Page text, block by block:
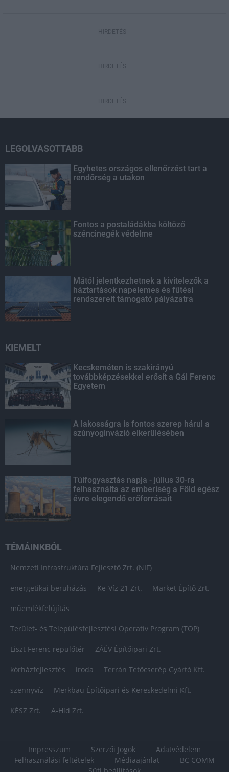
HIRDETÉS
HIRDETÉS
HIRDETÉS
LEGOLVASOTTABB
Egyhetes országos ellenőrzést tart a
rendőrség a utakon
Fontos a postaládákba költöző
széncinegék védelme
Mától jelentkezhetnek a kivitelezők a
háztartások napelemes és fűtési
rendszereit támogató pályázatra
KIEMELT
Kecskeméten is szakirányú
továbbképzésekkel erősít a Gál Ferenc
Egyetem
A lakosságra is fontos szerep hárul a
szúnyoginvázió elkerülésében
Túlfogyasztás napja - július 30-ra
felhasználta az emberiség a Föld egész
évre elegendő erőforrásait
TÉMÁINKBÓL
Nemzeti Infrastruktúra Fejlesztő Zrt. (NIF)
energetikai beruházás Ke-Víz 21 Zrt. Market Építő Zrt.
műemlékfelújítás
Terület- és Településfejlesztési Operatív Program (TOP)
Liszt Ferenc repülőtér ZÁÉV Építőipari Zrt.
kórházfejlesztés iroda Terrán Tetőcserép Gyártó Kft.
szennyvíz Merkbau Építőipari és Kereskedelmi Kft.
KÉSZ Zrt. A-Híd Zrt.
Impresszum Szerzői Jogok
Adatvédelem
Felhasználási feltételek
Médiaajánlat
BC COMM